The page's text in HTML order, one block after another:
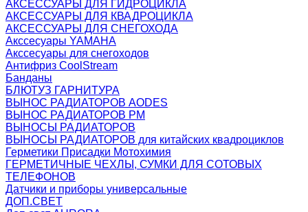
АКСЕССУАРЫ ДЛЯ ГИДРОЦИКЛА
АКСЕССУАРЫ ДЛЯ КВАДРОЦИКЛА
АКСЕССУАРЫ ДЛЯ СНЕГОХОДА
Акссесуары YAMAHA
Акссесуары для снегоходов
Антифриз CoolStream
Банданы
БЛЮТУЗ ГАРНИТУРА
ВЫНОС РАДИАТОРОВ AODES
ВЫНОС РАДИАТОРОВ РМ
ВЫНОСЫ РАДИАТОРОВ
ВЫНОСЫ РАДИАТОРОВ для китайских квадроциклов
Герметики Присадки Мотохимия
ГЕРМЕТИЧНЫЕ ЧЕХЛЫ, СУМКИ ДЛЯ СОТОВЫХ
ТЕЛЕФОНОВ
Датчики и приборы универсальные
ДОП.СВЕТ